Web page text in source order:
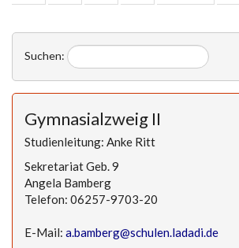
Suchen:
Gymnasialzweig II
Studienleitung: Anke Ritt
Sekretariat Geb. 9
Angela Bamberg
Telefon: 06257-9703-20
E-Mail: a.bamberg@schulen.ladadi.de